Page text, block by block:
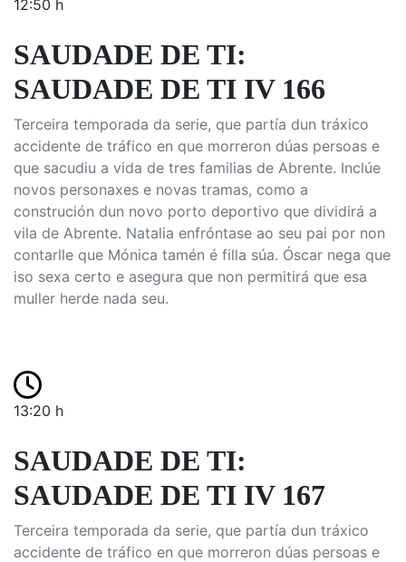
12:50 h
SAUDADE DE TI:
SAUDADE DE TI IV 166
Terceira temporada da serie, que partía dun tráxico
accidente de tráfico en que morreron dúas persoas e
que sacudiu a vida de tres familias de Abrente. Inclúe
novos personaxes e novas tramas, como a
construción dun novo porto deportivo que dividirá a
vila de Abrente. Natalia enfróntase ao seu pai por non
contarlle que Mónica tamén é filla súa. Óscar nega que
iso sexa certo e asegura que non permitirá que esa
muller herde nada seu.
13:20 h
SAUDADE DE TI:
SAUDADE DE TI IV 167
Terceira temporada da serie, que partía dun tráxico
accidente de tráfico en que morreron dúas persoas e